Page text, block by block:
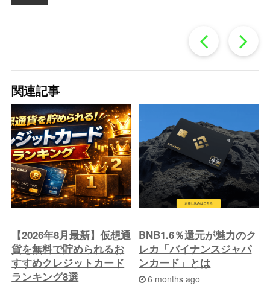
過
去
の
投
稿
へ
関連記事
【2026年8月最新】仮想通
貨を無料で貯められるお
すすめクレジットカード
ランキング8選
BNB1.6％還元が魅力のク
レカ「バイナンスジャパ
ンカード」とは
6 months ago